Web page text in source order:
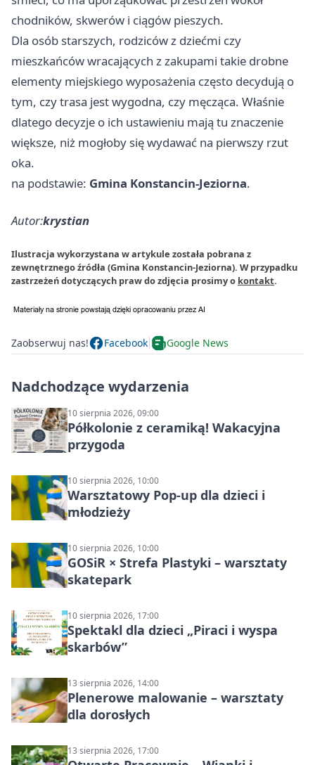
chodników, skwerów i ciągów pieszych.
Dla osób starszych, rodziców z dziećmi czy
mieszkańców wracających z zakupami takie drobne
elementy miejskiego wyposażenia często decydują o
tym, czy trasa jest wygodna, czy męcząca. Właśnie
dlatego decyzje o ich ustawieniu mają tu znaczenie
większe, niż mogłoby się wydawać na pierwszy rzut
oka.
na podstawie: Gmina Konstancin-Jeziorna.
Autor:krystian
Ilustracja wykorzystana w artykule została pobrana z
zewnętrznego źródła (Gmina Konstancin-Jeziorna). W przypadku
zastrzeżeń dotyczących praw do zdjęcia prosimy o kontakt.
Zaobserwuj nas! Facebook Google News
Nadchodzące wydarzenia
10 sierpnia 2026, 09:00
Półkolonie z ceramiką! Wakacyjna
przygoda
10 sierpnia 2026, 10:00
Warsztatowy Pop-up dla dzieci i
młodzieży
10 sierpnia 2026, 10:00
GOSiR × Strefa Plastyki – warsztaty
skatepark
10 sierpnia 2026, 17:00
Spektakl dla dzieci „Piraci i wyspa
skarbów”
13 sierpnia 2026, 14:00
Plenerowe malowanie – warsztaty
dla dorosłych
13 sierpnia 2026, 17:00